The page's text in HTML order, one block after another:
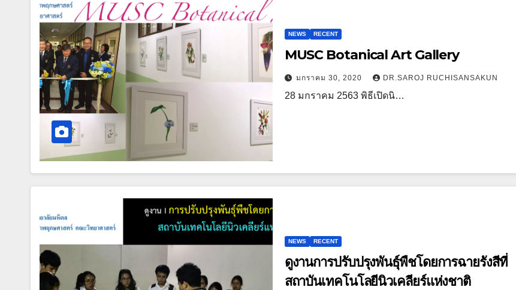
NEWS RECENT
MUSC​ Botanical​ Art​ Gallery
มกราคม 30, 2020 DR.SAROJ RUCHISANSAKUN
28​ มกราคม​ 2563​ พิธีเปิด​นิ​…
NEWS RECENT
ดูงานการปรับปรุงพันธุ์พืชโดยการฉายรังสีที่
สถาบันเทคโนโลยีนิวเคลียร์แห่งชาติ